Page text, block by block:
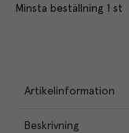
Minsta beställning 1 st
Artikelinformation
Beskrivning